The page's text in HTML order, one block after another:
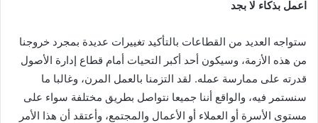
اعمل بذكاء لا بجد
ستواجه العديد من القطاعات بالتأكيد تغييرات عديدة بمجرد خروجنا
من هذه الأزمة، وسيكون أحد أكبر التحيات أمام قطاع إدارة الأصول
قدرته على ممارسة عمله. لقد التزمنا بالعمل المرن، وغالبا ما
سنستمر فيه، والواقع أننا جميعا نتواصل بطريق مختلفة سواء على
مستوى الأسرة أو العملاء أو الأعمال والمجتمع، وأعتقد أن هذا الأمر